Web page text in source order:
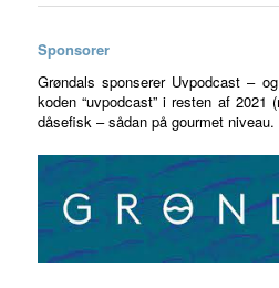
Sponsorer
Grøndals sponserer Uvpodcast –
koden “uvpodcast” i resten af
dåsefisk – sådan på gourmet niveau.